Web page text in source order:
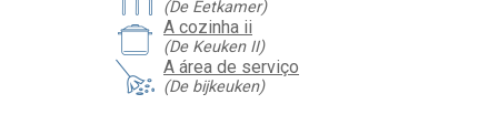
(De Eetkamer)
A cozinha ii
(De Keuken II)
A área de serviço
(De bijkeuken)